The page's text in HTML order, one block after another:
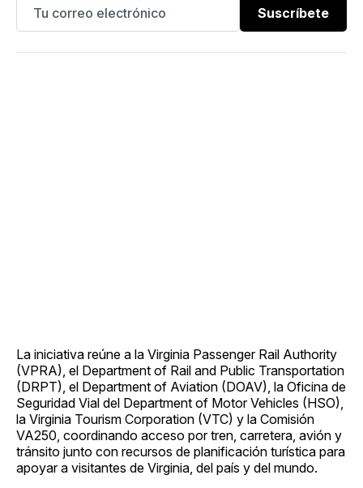
Suscríbete
La iniciativa reúne a la Virginia Passenger Rail Authority
(VPRA), el Department of Rail and Public Transportation
(DRPT), el Department of Aviation (DOAV), la Oficina de
Seguridad Vial del Department of Motor Vehicles (HSO),
la Virginia Tourism Corporation (VTC) y la Comisión
VA250, coordinando acceso por tren, carretera, avión y
tránsito junto con recursos de planificación turística para
apoyar a visitantes de Virginia, del país y del mundo.